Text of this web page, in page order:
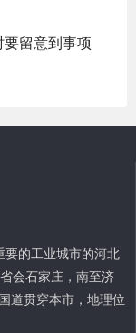
留意到事项
要的工业城市的河北
会石家庄，南至济
道贯穿本市，地理位